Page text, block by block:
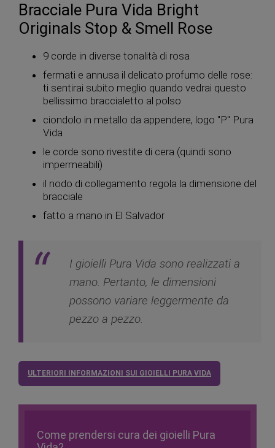
Bracciale Pura Vida Bright
Originals Stop & Smell Rose
9 corde in diverse tonalità di rosa
fermati e annusa il delicato profumo delle rose:
ti sentirai subito meglio quando vedrai questo
bellissimo braccialetto al polso
ciondolo in metallo da appendere, logo "P" Pura
Vida
le corde sono rivestite di cera (quindi sono
impermeabili)
il nodo di collegamento regola la dimensione del
bracciale
fatto a mano in El Salvador
I gioielli Pura Vida sono realizzati a
mano. Pertanto, le dimensioni
possono variare leggermente da
pezzo a pezzo.
ULTERIORI INFORMAZIONI SUI GIOIELLI PURA VIDA
Come prendersi cura dei gioielli Pura